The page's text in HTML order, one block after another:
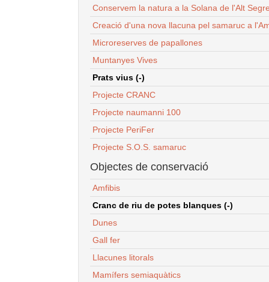
Conservem la natura a la Solana de l'Alt
Creació d'una nova llacuna pel samaruc a
Microreserves de papallones
Muntanyes Vives
Prats vius (-)
Projecte CRANC
Projecte naumanni 100
Projecte PeriFer
Projecte S.O.S. samaruc
Objectes de conservació
Amfibis
Cranc de riu de potes blanques (-)
Dunes
Gall fer
Llacunes litorals
Mamífers semiaquàtics